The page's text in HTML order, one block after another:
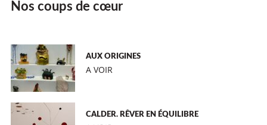
Nos coups de cœur
AUX ORIGINES
A VOIR
CALDER. RÊVER EN ÉQUILIBRE